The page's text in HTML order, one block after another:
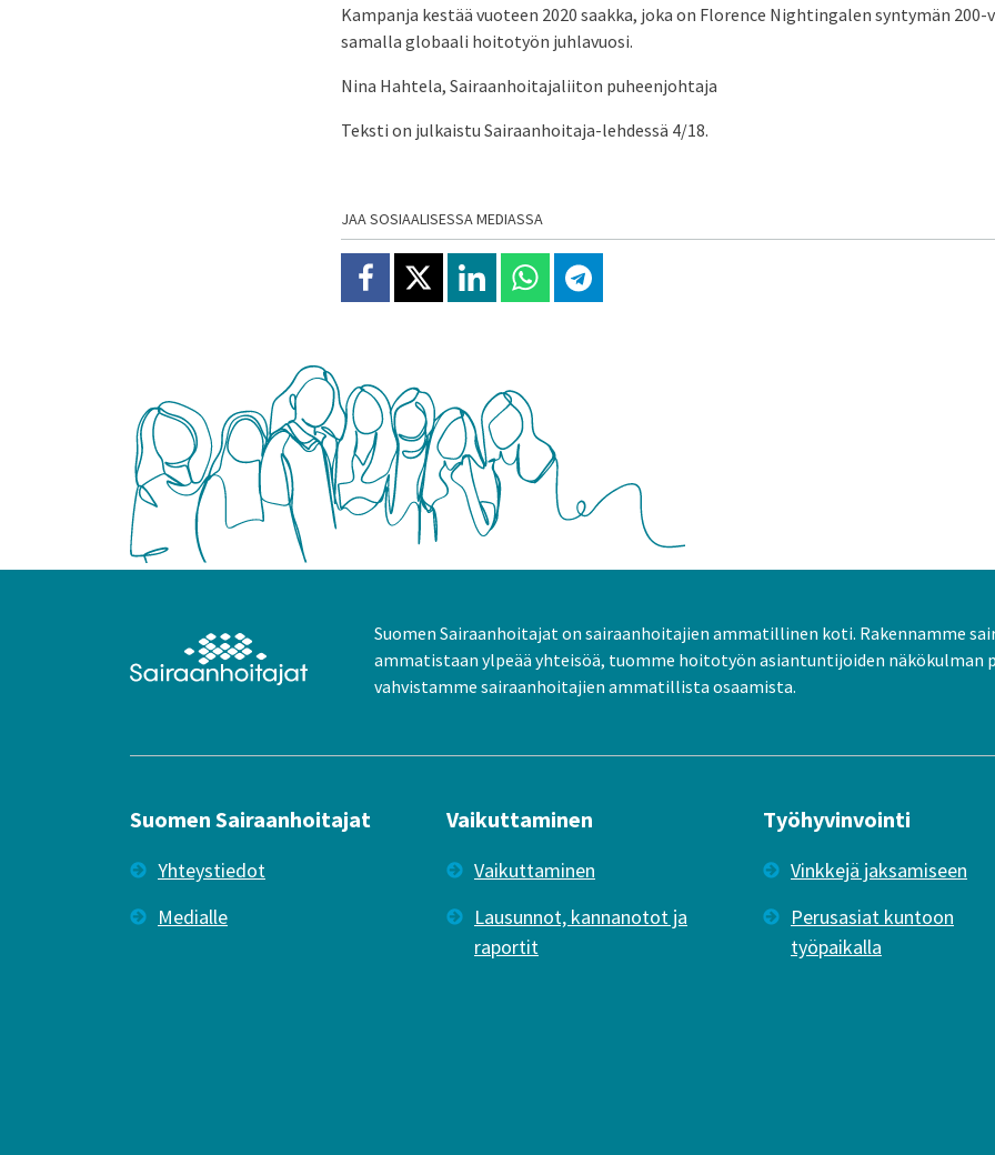
Kampanja kestää vuoteen 2020 saakka, joka on Florence Nightingalen syntymän
samalla globaali hoitotyön juhlavuosi.
Nina Hahtela, Sairaanhoitajaliiton puheenjohtaja
Teksti on julkaistu Sairaanhoitaja-lehdessä 4/18.
JAA SOSIAALISESSA MEDIASSA
Jaa Facebookissa
Jaa X:ssäJaa Linkedinissä
Jaa Whatsappissa
Jaa Telegramissa
Suomen Sairaanhoitajat on sairaanhoitajien ammatillinen koti. Rakennamme
ammatistaan ylpeää yhteisöä, tuomme hoitotyön asiantuntijoiden näkökulman
vahvistamme sairaanhoitajien ammatillista osaamista.
Suomen Sairaanhoitajat
Yhteystiedot
Medialle
Vaikuttaminen
Vaikuttaminen
Lausunnot, kannanotot ja
raportit
Työhyvinvointi
Vinkkejä jaksamiseen
Perusasiat kuntoon
työpaikalla